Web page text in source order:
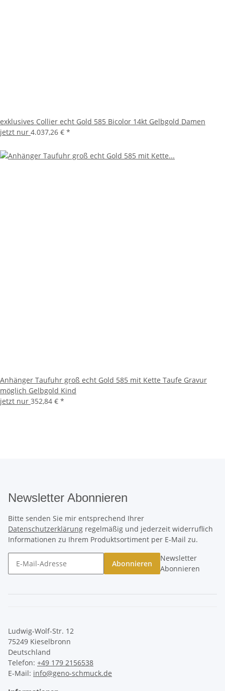
exklusives Collier echt Gold 585 Bicolor 14kt Gelbgold Damen
jetzt nur 4.037,26 € *
Anhänger Taufuhr groß echt Gold 585 mit Kette Taufe Gravur
möglich Gelbgold Kind
jetzt nur 352,84 € *
Newsletter Abonnieren
Bitte senden Sie mir entsprechend Ihrer
Datenschutzerklärung regelmäßig und jederzeit widerruflich
Informationen zu Ihrem Produktsortiment per E-Mail zu.
Abonnieren
Newsletter
Abonnieren
Ludwig-Wolf-Str. 12
75249 Kieselbronn
Deutschland
Telefon: +49 179 2156538
E-Mail: info@geno-schmuck.de